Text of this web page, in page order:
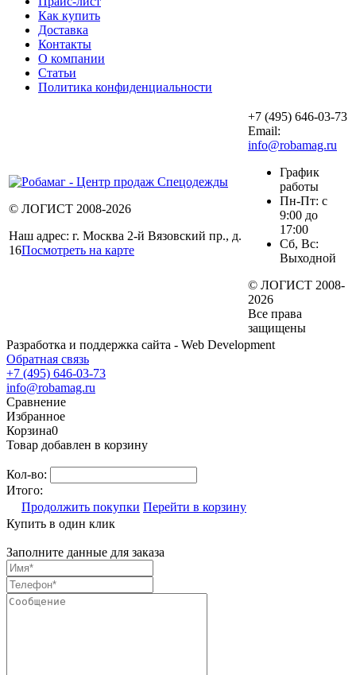
Как купить
Доставка
Контакты
О компании
Статьи
Политика конфиденциальности
© ЛОГИСТ 2008-2026
Наш адрес: г. Москва 2-й Вязовский пр., д.
16Посмотреть на карте
+7 (495) 646-03-73
Email:
info@robamag.ru
График
работы
Пн-Пт: с
9:00 до
17:00
Сб, Вс:
Выходной
© ЛОГИСТ 2008-
2026
Все права
защищены
Разработка и поддержка сайта - Web Development
Обратная связь
+7 (495) 646-03-73
info@robamag.ru
Сравнение
Избранное
Корзина0
Товар добавлен в корзину
Кол-во:
Итого:
Продолжить покупки Перейти в корзину
Купить в один клик
Заполните данные для заказа